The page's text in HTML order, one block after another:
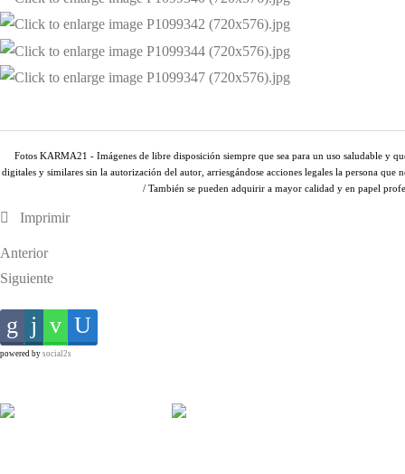
Fotos KARMA21 - Imágenes de libre disposición siempre que sea para un uso saludable y
digitales y similares sin la autorización del autor, arriesgándose acciones legales la persona que
/ También se pueden adquirir a mayor calidad y en papel
Imprimir
Anterior
Siguiente
powered by social2s